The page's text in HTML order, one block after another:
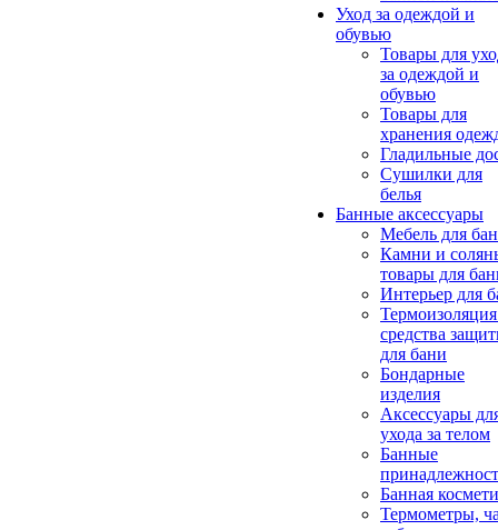
Уход за одеждой и
обувью
Товары для
за одеждой и
обувью
Товары для
хранения
Гладильные
Сушилки для
белья
Банные аксессуары
Мебель для
Камни и
товары для
Интерьер для
средства
для бани
Бондарные
изделия
Аксеcсуары
ухода за телом
Банные
Банная
Термометры,